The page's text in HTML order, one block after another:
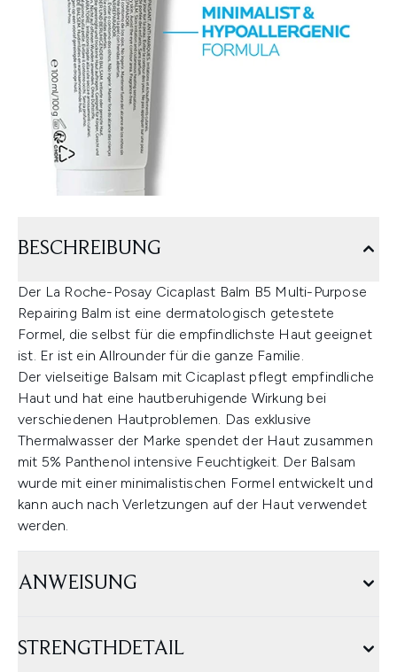
BESCHREIBUNG
Der La Roche-Posay Cicaplast Balm B5 Multi-Purpose
Repairing Balm ist eine dermatologisch getestete
Formel, die selbst für die empfindlichste Haut geeignet
ist. Er ist ein Allrounder für die ganze Familie.
Der vielseitige Balsam mit Cicaplast pflegt empfindliche
Haut und hat eine hautberuhigende Wirkung bei
verschiedenen Hautproblemen. Das exklusive
Thermalwasser der Marke spendet der Haut zusammen
mit 5% Panthenol intensive Feuchtigkeit. Der Balsam
wurde mit einer minimalistischen Formel entwickelt und
kann auch nach Verletzungen auf der Haut verwendet
werden.
ANWEISUNG
STRENGTHDETAIL